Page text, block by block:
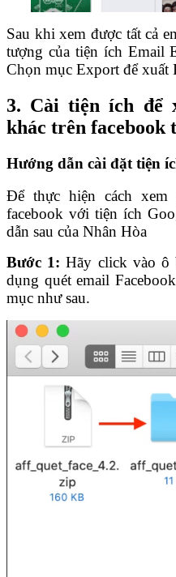
Sau khi xem được tất cả
tượng của tiện ích Email
Chọn mục Export để xuất
3. Cài tiện ích để
khác trên facebook
Hướng dẫn cài đặt tiện
Để thực hiện cách xem
facebook với tiện ích
dẫn sau của Nhân Hòa
Bước 1:Hãy click vào ô
dụng quét email
mục như sau.